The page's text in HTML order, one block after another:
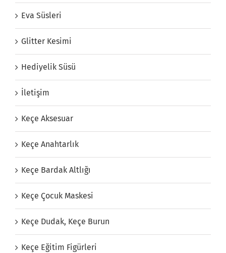
Eva Süsleri
Glitter Kesimi
Hediyelik Süsü
İletişim
Keçe Aksesuar
Keçe Anahtarlık
Keçe Bardak Altlığı
Keçe Çocuk Maskesi
Keçe Dudak, Keçe Burun
Keçe Eğitim Figürleri